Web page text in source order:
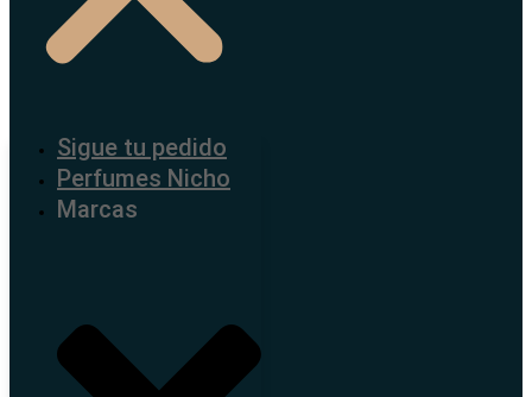
Sigue tu pedido
Perfumes Nicho
Marcas